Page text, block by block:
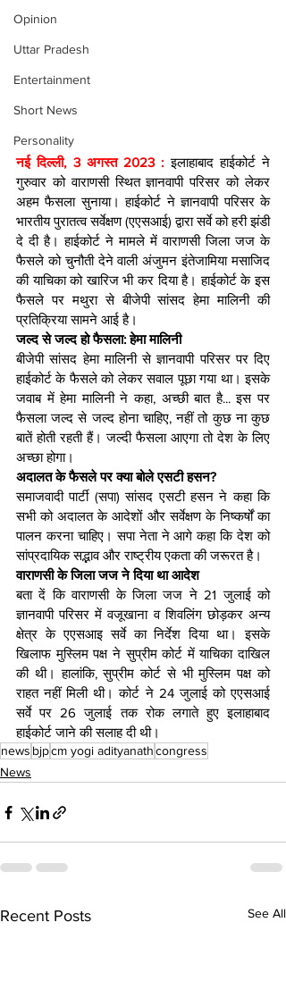
Opinion
Uttar Pradesh
Entertainment
Short News
Personality
नई दिल्ली, 3 अगस्त 2023 : इलाहाबाद हाईकोर्ट ने
गुरुवार को वाराणसी स्थित ज्ञानवापी परिसर को लेकर
अहम फैसला सुनाया। हाईकोर्ट ने ज्ञानवापी परिसर के
भारतीय पुरातत्व सर्वेक्षण (एएसआई) द्वारा सर्वे को हरी झंडी
दे दी है। हाईकोर्ट ने मामले में वाराणसी जिला जज के
फैसले को चुनौती देने वाली अंजुमन इंतेजामिया मसाजिद
की याचिका को खारिज भी कर दिया है। हाईकोर्ट के इस
फैसले पर मथुरा से बीजेपी सांसद हेमा मालिनी की
प्रतिक्रिया सामने आई है।
जल्द से जल्द हो फैसला: हेमा मालिनी
बीजेपी सांसद हेमा मालिनी से ज्ञानवापी परिसर पर दिए
हाईकोर्ट के फैसले को लेकर सवाल पूछा गया था। इसके
जवाब में हेमा मालिनी ने कहा, अच्छी बात है... इस पर
फैसला जल्द से जल्द होना चाहिए, नहीं तो कुछ ना कुछ
बातें होती रहती हैं। जल्दी फैसला आएगा तो देश के लिए
अच्छा होगा।
अदालत के फैसले पर क्या बोले एसटी हसन?
समाजवादी पार्टी (सपा) सांसद एसटी हसन ने कहा कि
सभी को अदालत के आदेशों और सर्वेक्षण के निष्कर्षों का
पालन करना चाहिए। सपा नेता ने आगे कहा कि देश को
सांप्रदायिक सद्भाव और राष्ट्रीय एकता की जरूरत है।
वाराणसी के जिला जज ने दिया था आदेश
बता दें कि वाराणसी के जिला जज ने 21 जुलाई को
ज्ञानवापी परिसर में वजूखाना व शिवलिंग छोड़कर अन्य
क्षेत्र के एएसआइ सर्वे का निर्देश दिया था। इसके
खिलाफ मुस्लिम पक्ष ने सुप्रीम कोर्ट में याचिका दाखिल
की थी। हालांकि, सुप्रीम कोर्ट से भी मुस्लिम पक्ष को
राहत नहीं मिली थी। कोर्ट ने 24 जुलाई को एएसआई
सर्वे पर 26 जुलाई तक रोक लगाते हुए इलाहाबाद
हाईकोर्ट जाने की सलाह दी थी।
news bjpcm yogi adityanathcongress
News
Recent Posts See All